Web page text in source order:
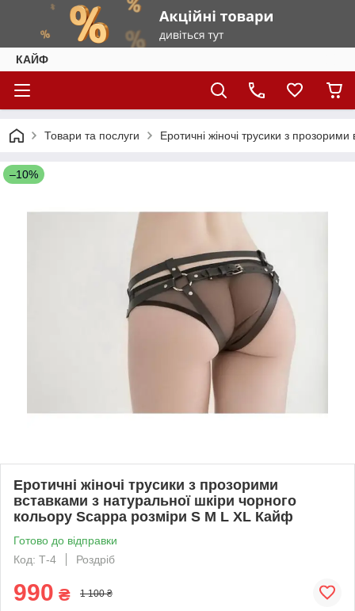
КАЙФ
Товари та послуги Еротичні жіночі трусики з
–10%
Еротичні жіночі трусики з прозорими
вставками з натуральної шкіри чорного
кольору Scappa розміри S M L XL Кайф
Готово до відправки
Код: Т-4
Роздріб
990 ₴ 1 100 ₴